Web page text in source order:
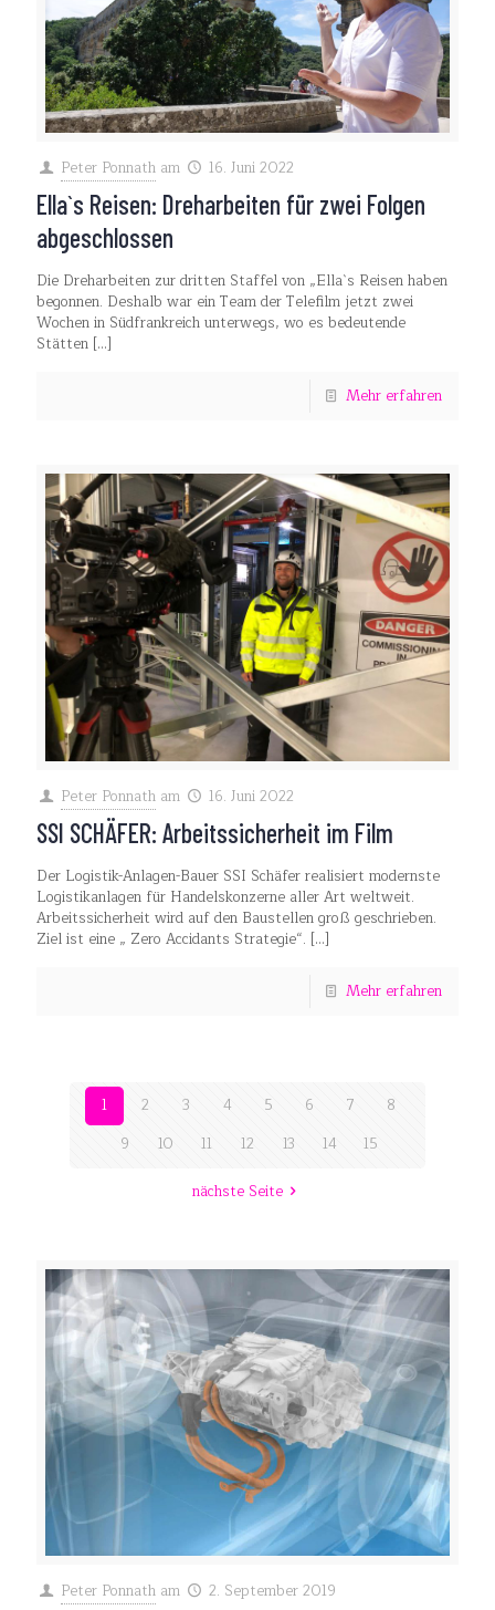
Peter Ponnath am 16. Juni 2022
Ella`s Reisen: Dreharbeiten für zwei Folgen
abgeschlossen
Die Dreharbeiten zur dritten Staffel von „Ella`s Reisen haben
begonnen. Deshalb war ein Team der Telefilm jetzt zwei
Wochen in Südfrankreich unterwegs, wo es bedeutende
Stätten […]
Mehr erfahren
Peter Ponnath am 16. Juni 2022
SSI SCHÄFER: Arbeitssicherheit im Film
Der Logistik-Anlagen-Bauer SSI Schäfer realisiert modernste
Logistikanlagen für Handelskonzerne aller Art weltweit.
Arbeitssicherheit wird auf den Baustellen groß geschrieben.
Ziel ist eine „ Zero Accidants Strategie“. […]
Mehr erfahren
1 2 3 4 5 6 7
8
9
10 11 12 13 14
15
nächste Seite
Peter Ponnath am 2. September 2019